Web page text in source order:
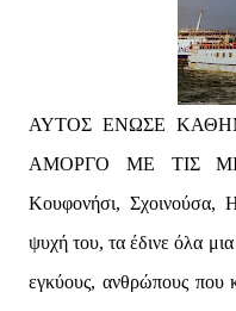
ΑΥΤΟΣ ΕΝΩΣΕ
ΑΜΟΡΓΟ ΜΕ ΤΙΣ
Κουφονήσι, Σχοινούσα,
ψυχή του, τα έδινε όλα
εγκύους, ανθρώπους που